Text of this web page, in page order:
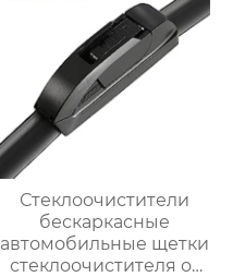
Стеклоочистители
бескаркасные
автомобильные щетки
стеклоочистителя от